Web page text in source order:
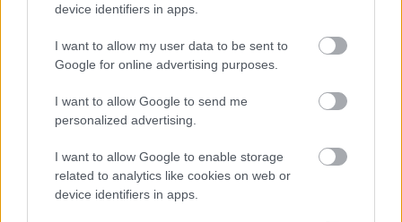
device identifiers in apps.
I want to allow my user data to be sent to
Google for online advertising purposes.
I want to allow Google to send me
personalized advertising.
I want to allow Google to enable storage
related to analytics like cookies on web or
device identifiers in apps.
Temné stránky chalúp:
10 najčastejších
vás môžu nepríjemne
prekvapiť
Žena, búracie kladivo a
1654 sa nevidí každý
deň!